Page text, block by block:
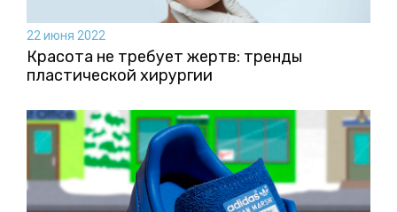
22 июня 2022
Красота не требует жертв: тренды
пластической хирургии